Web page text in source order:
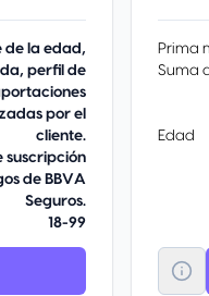
de la edad,
perfil de
por el
cliente.
suscripción
de BBVA
Seguros.
18-99
Prima
Suma
Edad